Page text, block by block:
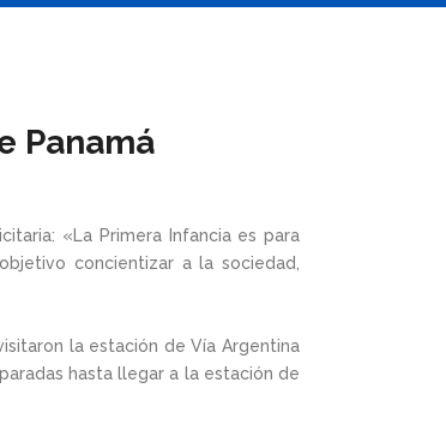
Panamá
«La Primera Infancia es para
concientizar a la sociedad,
la estación de Vía Argentina
hasta llegar a la estación de